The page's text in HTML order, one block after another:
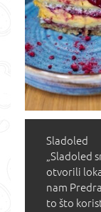
Sladoled
„Sladoled
otvorili
nam
to što